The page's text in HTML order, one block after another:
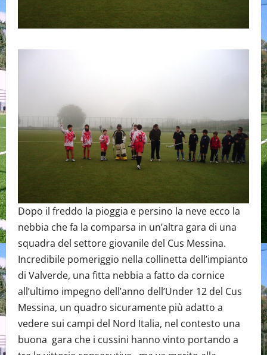
Dopo il freddo la pioggia e persino la neve ecco la
nebbia che fa la comparsa in un’altra gara di una
squadra del settore giovanile del Cus Messina.
Incredibile pomeriggio nella collinetta dell’impianto
di Valverde, una fitta nebbia a fatto da cornice
all’ultimo impegno dell’anno dell’Under 12 del Cus
Messina, un quadro sicuramente più adatto a
vedere sui campi del Nord Italia, nel contesto una
buona gara che i cussini hanno vinto portando a